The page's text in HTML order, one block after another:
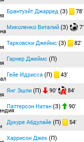
Брантуэйт Джарред (З) 78′
Миколенко Виталий (З) 7′
Тарковски Джеймс (З) 82′
Гарнер Джеймс (П)
Гейе Идрисса (П) 43′
Янг Эшли (П) 90′ 84′
Паттерсон Натан (З) 90′
Дукуре Абдулайе (П) 54′
Харрисон Джек (П)